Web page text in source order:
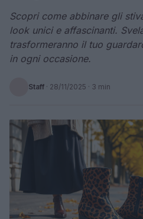
Scopri come abbinare gli
look unici e affascinanti.
trasformeranno il tuo
in ogni occasione.
Staff · 28/11/2025 · 3 min